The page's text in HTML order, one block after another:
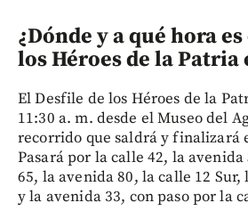
¿Dónde y a qué hora
los Héroes de la Patria
El Desfile de los Héroes de la
11:30 a. m. desde el Museo del
recorrido que saldrá y finalizará
Pasará por la calle 42, la
65, la avenida 80, la calle 12
y la avenida 33, con paso por la